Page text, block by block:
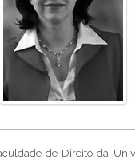
de Direito da